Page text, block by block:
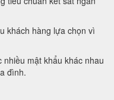
khách hàng lựa chọn vì
mật khẩu khác nhau
đình.